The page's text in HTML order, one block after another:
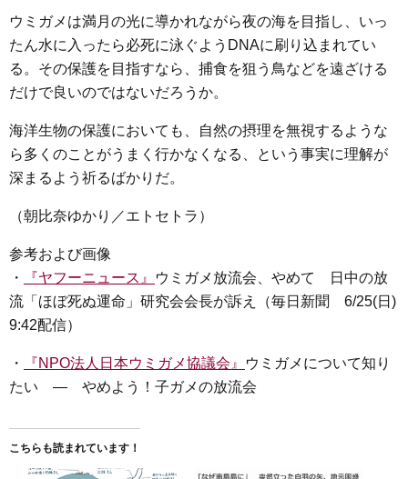
ウミガメは満月の光に導かれながら夜の海を目指し、いっ
たん水に入ったら必死に泳ぐようDNAに刷り込まれてい
る。その保護を目指すなら、捕食を狙う鳥などを遠ざける
だけで良いのではないだろうか。
海洋生物の保護においても、自然の摂理を無視するような
ら多くのことがうまく行かなくなる、という事実に理解が
深まるよう祈るばかりだ。
（朝比奈ゆかり／エトセトラ）
参考および画像
・
『ヤフーニュース』
ウミガメ放流会、やめて 日中の放
流「ほぼ死ぬ運命」研究会会長が訴え（毎日新聞 6/25(日)
9:42配信）
・ 『NPO法人日本ウミガメ協議会』
ウミガメについて知り
たい ― やめよう！子ガメの放流会
こちらも読まれています！